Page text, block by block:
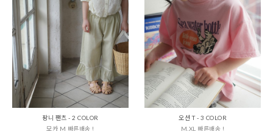
팡니 팬츠 - 2 COLOR
모카 M 빠른배송 !
오션 T - 3 COLOR
M,XL 빠른배송 !